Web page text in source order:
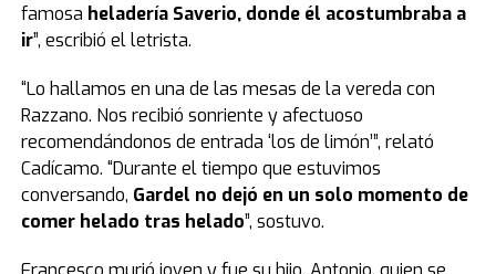
famosa heladería Saverio, donde él acostumbraba a
ir”, escribió el letrista.
“Lo hallamos en una de las mesas de la vereda con
Razzano. Nos recibió sonriente y afectuoso
recomendándonos de entrada ‘los de limón’”, relató
Cadícamo. “Durante el tiempo que estuvimos
conversando, Gardel no dejó en un solo momento de
comer helado tras helado”, sostuvo.